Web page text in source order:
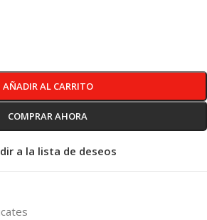
AÑADIR AL CARRITO
COMPRAR AHORA
a la lista de deseos